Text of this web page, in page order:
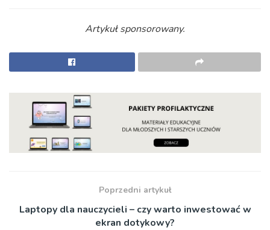
Artykuł sponsorowany.
Poprzedni artykuł
Laptopy dla nauczycieli – czy warto inwestować w
ekran dotykowy?